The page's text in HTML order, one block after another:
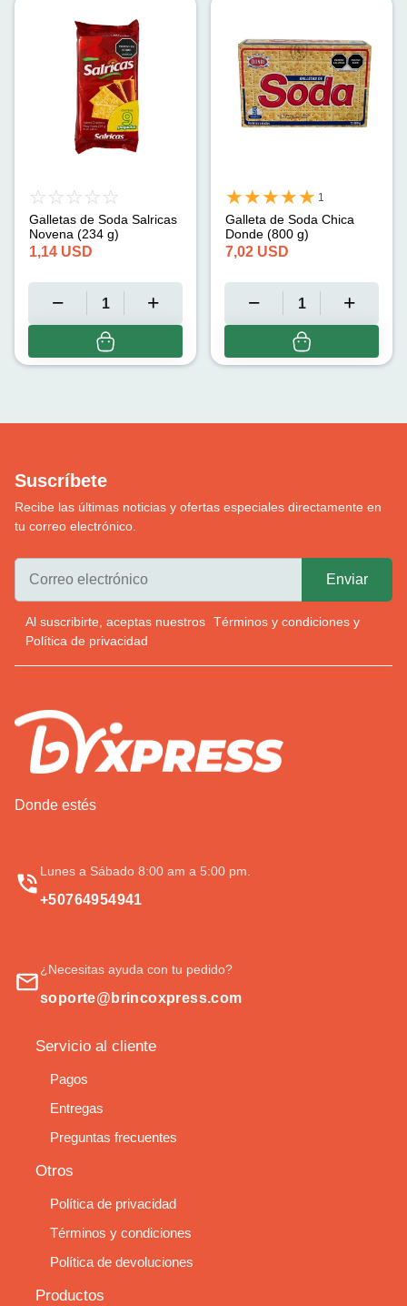
Galletas de Soda Salricas
Novena (234 g)
1,14 USD
1
Galleta de Soda Chica
Donde (800 g)
7,02 USD
Suscríbete
Recibe las últimas noticias y ofertas especiales directamente en
tu correo electrónico.
Al suscribirte, aceptas nuestros Términos y condiciones y
Política de privacidad
Donde estés
Lunes a Sábado 8:00 am a 5:00 pm.
+50764954941
¿Necesitas ayuda con tu pedido?
soporte@brincoxpress.com
Servicio al cliente
Pagos
Entregas
Preguntas frecuentes
Otros
Política de privacidad
Términos y condiciones
Política de devoluciones
Productos